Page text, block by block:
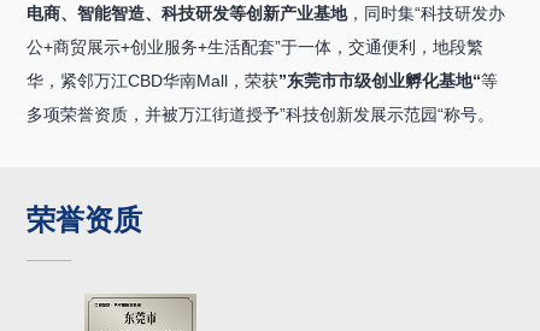
电商、智能智造、科技研发等创新产业基地，同时集“科技研发办
公+商贸展示+创业服务+生活配套”于一体，交通便利，地段繁
华，紧邻万江CBD华南Mall，荣获”东莞市市级创业孵化基地“等
多项荣誉资质，并被万江街道授予”科技创新发展示范园“称号。
荣誉资质